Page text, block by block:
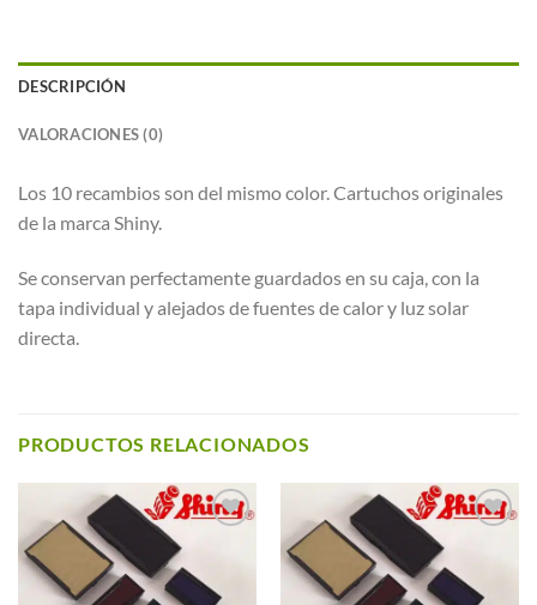
DESCRIPCIÓN
VALORACIONES (0)
Los 10 recambios son del mismo color. Cartuchos originales
de la marca Shiny.
Se conservan perfectamente guardados en su caja, con la
tapa individual y alejados de fuentes de calor y luz solar
directa.
PRODUCTOS RELACIONADOS